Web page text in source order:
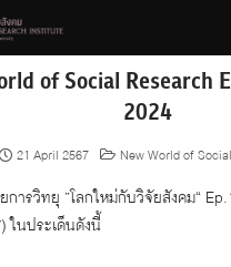
of Social Research
2024
21 April 2567 New World of
การวิทยุ ”โลกใหม่กับวิจัยสังคม“
ในประเด็นดังนี้